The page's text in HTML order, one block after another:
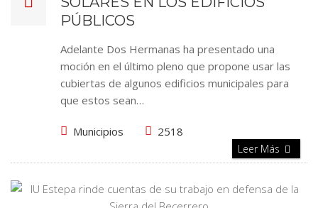
PÚBLICOS
Adelante Dos Hermanas ha presentado una
moción en el último pleno que propone usar las
cubiertas de algunos edificios municipales para
que estos sean…
Municipios 2518
Leer Más